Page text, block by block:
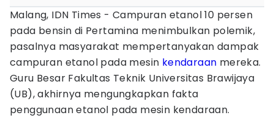
Malang, IDN Times - Campuran etanol 10 persen
pada bensin di Pertamina menimbulkan polemik,
pasalnya masyarakat mempertanyakan dampak
campuran etanol pada mesin kendaraan mereka.
Guru Besar Fakultas Teknik Universitas Brawijaya
(UB), akhirnya mengungkapkan fakta
penggunaan etanol pada mesin kendaraan.